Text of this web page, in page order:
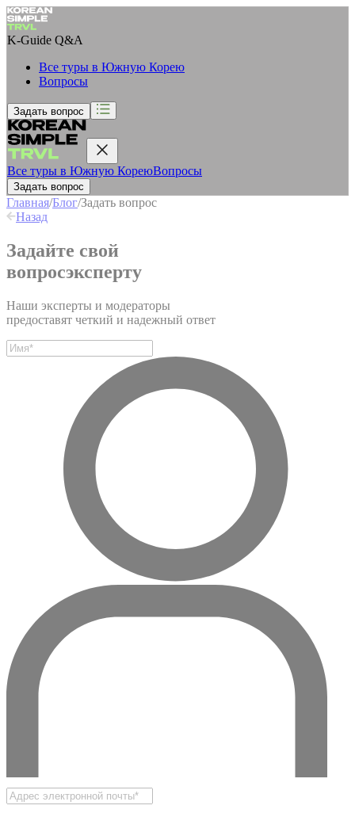
K-Guide Q&A
Все туры в Южную Корею
Вопросы
Задать вопрос
Все туры в Южную КореюВопросы
Задать вопрос
Главная/Блог/Задать вопрос
Назад
Задайте свой
вопросэксперту
Наши эксперты и модераторы
предоставят четкий и надежный ответ